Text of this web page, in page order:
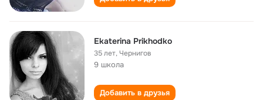
Ekaterina Prikhodko
35 лет,Чернигов
9 школа
Добавить в друзья